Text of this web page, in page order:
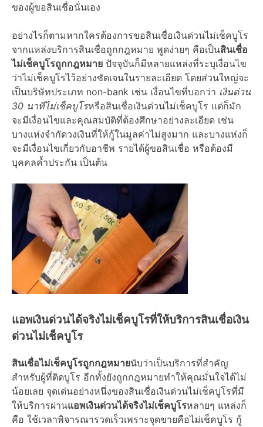
ของผู้ขอสินเชื่อนั่นเอง
อย่างไรก็ตามหากใครต้องการขอสินเชื่อเงินด่วนไม่เช็คบูโร
จากแหล่งบริการสินเชื่อถูกกฎหมาย พูดง่ายๆ คือเป็นสินเชื่อ
ไม่เช็คบูโรถูกกฎหมาย ปัจจุบันก็มีหลายแหล่งที่ระบุเงื่อนไข
ว่าไม่เช็คบูโรไว้อย่างชัดเจนในรายละเอียด โดยส่วนใหญ่จะ
เป็นบริษัทประเภท non-bank เช่น เงื่อนไขที่บอกว่า เงินด่วน
30 นาทีไม่เช็คบูโรหรือสินเชื่อเงินด่วนไม่เช็คบูโร แต่ก็มัก
จะมีเงื่อนไขและคุณสมบัติที่ต้องศึกษาอย่างละเอียด เช่น
บางแห่งจำกัดวงเงินที่ให้กู้ในมูลค่าไม่สูงมาก และบางแห่งก็
จะมีเงื่อนไขเกี่ยวกับอาชีพ รายได้ผู้ขอสินเชื่อ หรือต้องมี
บุคคลค้ำประกัน เป็นต้น
แอพเงินด่วนได้จริงไม่เช็คบูโรที่ให้บริการสินเชื่อเงิน
ด่วนไม่เช็คบูโร
สินเชื่อไม่เช็คบูโรถูกกฎหมายนับว่าเป็นบริการที่สำคัญ
สำหรับผู้ที่ติดบูโร อีกทั้งยังถูกกฎหมายทำให้คุณมั่นใจได้ไม่
น้อยเลย จุดเด่นอย่างหนึ่งของสินเชื่อเงินด่วนไม่เช็คบูโรที่มี
ให้บริการผ่านแอพเงินด่วนได้จริงไม่เช็คบูโรหลายๆ แหล่งก็
คือ ใช้เวลาพิจารณารวดเร็วเพราะจุดขายคือไม่เช็คบูโร กู้